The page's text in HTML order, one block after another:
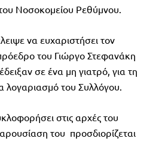
Νοσοκομείου Ρεθύμνου.
να ευχαριστήσει τον
του Γιώργο Στεφανάκη
σε ένα μη γιατρό, για τη
λογαριασμό του Συλλόγου.
στις αρχές του
του προσδιορίζεται